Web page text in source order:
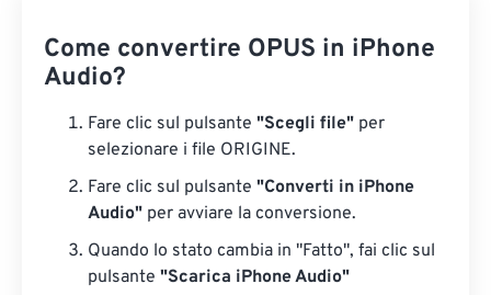
Come convertire OPUS in iPhone
Audio?
Fare clic sul pulsante "Scegli file" per
selezionare i file ORIGINE.
Fare clic sul pulsante "Converti in iPhone
Audio" per avviare la conversione.
Quando lo stato cambia in "Fatto", fai clic sul
pulsante "Scarica iPhone Audio"